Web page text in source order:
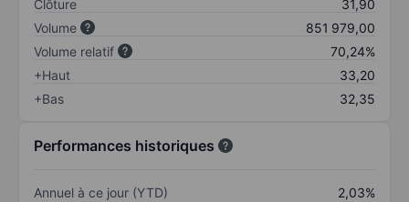
Clôture
31,90
Volume
851 979,00
Volume relatif
70,24%
+Haut
33,20
+Bas
32,35
Performances historiques
Annuel à ce jour (YTD)
2,03%